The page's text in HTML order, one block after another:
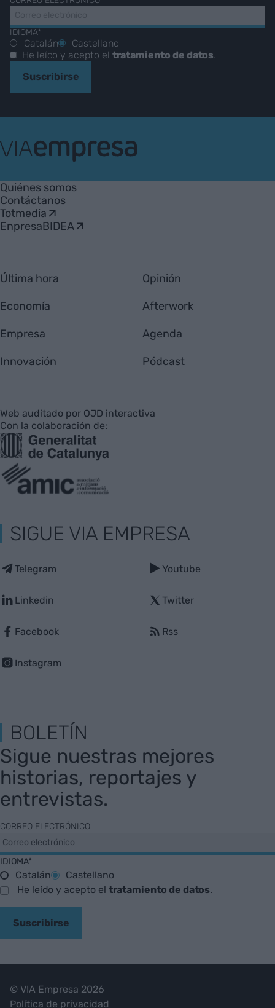
IDIOMA*
Catalán
Castellano
He leído y acepto el tratamiento de datos
Suscribirse
Empresa
Quiénes somos
Contáctanos
Totmedia
EnpresaBIDEA
Última hora
Economía
Empresa
Innovación
Opinión
Afterwork
Agenda
Pódcast
Web auditado por OJD interactiva
Con la colaboración de:
SIGUE VIA EMPRESA
Telegram
Linkedin
Facebook
Instagram
Youtube
Twitter
Rss
BOLETÍN
Sigue nuestras mejores
historias, reportajes y
entrevistas.
CORREO ELECTRÓNICO
IDIOMA*
Catalán
Castellano
He leído y acepto el tratamiento de datos.
Suscribirse
© VIA Empresa 2026
Política de privacidad